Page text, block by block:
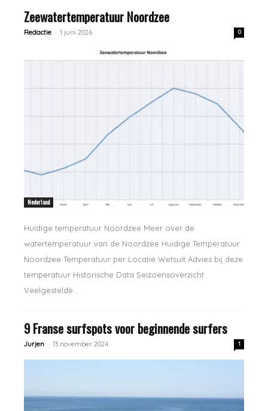
Zeewatertemperatuur Noordzee
Redactie - 1 juni 2026 0
Nederland
Huidige temperatuur Noordzee Meer over de
watertemperatuur van de Noordzee Huidige Temperatuur
Noordzee Temperatuur per Locatie Wetsuit Advies bij deze
temperatuur Historische Data Seizoensoverzicht
Veelgestelde...
9 Franse surfspots voor beginnende surfers
Jurjen - 13 november 2024 1